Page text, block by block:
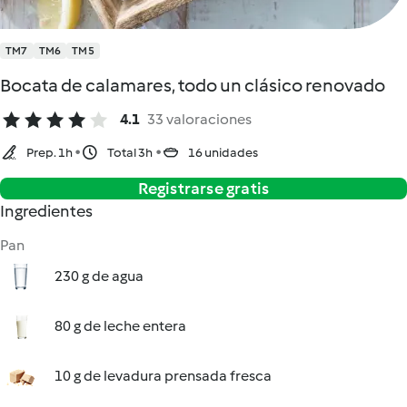
TM7 TM6 TM5
Bocata de calamares, todo un clásico renovado
4.1 33 valoraciones
Prep. 1h Total 3h 16 unidades
Registrarse gratis
Ingredientes
Pan
230 g de agua
80 g de leche entera
10 g de levadura prensada fresca